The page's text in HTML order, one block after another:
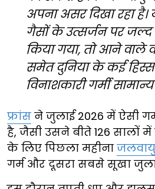
अपना असर दिखा रहा है।
गैसों के उत्सर्जन पर जल्द
किया गया, तो आने वाले
समेत दुनिया के कई
विनाशकारी गर्मी
फ्रांस ने जुलाई 2026 में ऐसी
है, जैसी उसने बीते 126 सालों में
के लिए पिछला महीना
गर्म और दूसरा सबसे सूखा